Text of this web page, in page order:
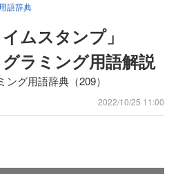
語辞典
ムスタンプ」
ラミング用語解説
グ用語辞典（209）
2022/10/25 11:00